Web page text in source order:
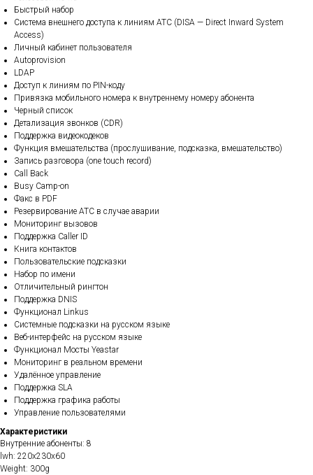
Быстрый набор
Система внешнего доступа к линиям АТС (DISA — Direct Inward System
Access)
Личный кабинет пользователя
Autoprovision
LDAP
Доступ к линиям по PIN-коду
Привязка мобильного номера к внутреннему номеру абонента
Черный список
Детализация звонков (CDR)
Поддержка видеокодеков
Функция вмешательства (прослушивание, подсказка, вмешательство)
Запись разговора (one touch record)
Call Back
Busy Camp-on
Факс в PDF
Резервирование АТС в случае аварии
Мониторинг вызовов
Поддержка Caller ID
Книга контактов
Пользовательские подсказки
Набор по имени
Отличительный рингтон
Поддержка DNIS
Функционал Linkus
Системные подсказки на русском языке
Веб-интерфейс на русском языке
Функционал Мосты Yeastar
Мониторинг в реальном времени
Удалённое управление
Поддержка SLA
Поддержка графика работы
Управление пользователями
Характеристики
Внутренние абоненты: 8
lwh: 220x230x60
Weight: 300g